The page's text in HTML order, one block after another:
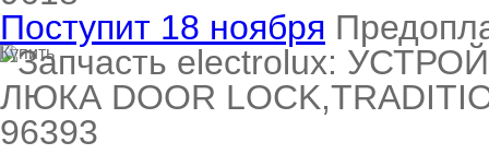
Поступит 18 ноября
Купить